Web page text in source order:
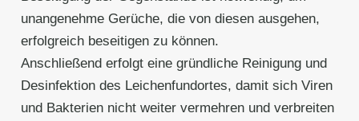
unangenehme Gerüche, die von diesen ausgehen,
erfolgreich beseitigen zu können.
Anschließend erfolgt eine gründliche Reinigung und
Desinfektion des Leichenfundortes, damit sich Viren
und Bakterien nicht weiter vermehren und verbreiten